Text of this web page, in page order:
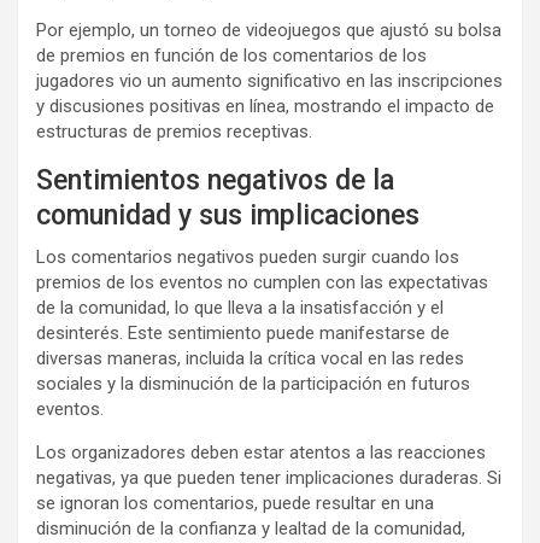
Por ejemplo, un torneo de videojuegos que ajustó su bolsa
de premios en función de los comentarios de los
jugadores vio un aumento significativo en las inscripciones
y discusiones positivas en línea, mostrando el impacto de
estructuras de premios receptivas.
Sentimientos negativos de la
comunidad y sus implicaciones
Los comentarios negativos pueden surgir cuando los
premios de los eventos no cumplen con las expectativas
de la comunidad, lo que lleva a la insatisfacción y el
desinterés. Este sentimiento puede manifestarse de
diversas maneras, incluida la crítica vocal en las redes
sociales y la disminución de la participación en futuros
eventos.
Los organizadores deben estar atentos a las reacciones
negativas, ya que pueden tener implicaciones duraderas. Si
se ignoran los comentarios, puede resultar en una
disminución de la confianza y lealtad de la comunidad,